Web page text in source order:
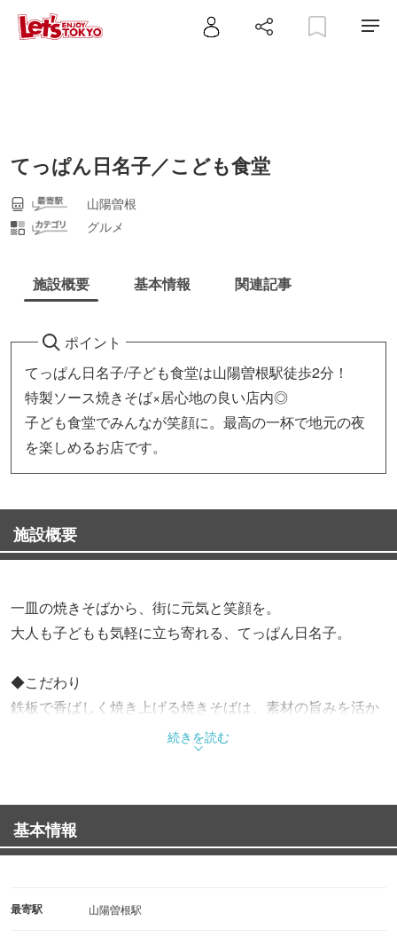
てっぱん日名子／こども食堂
山陽曽根
グルメ
施設概要 基本情報 関連記事
ポイント
てっぱん日名子/子ども食堂は山陽曽根駅徒歩2分！
特製ソース焼きそば×居心地の良い店内◎
子ども食堂でみんなが笑顔に。最高の一杯で地元の夜
を楽しめるお店です。
施設概要
一皿の焼きそばから、街に元気と笑顔を。
大人も子どもも気軽に立ち寄れる、てっぱん日名子。
◆こだわり
鉄板で香ばしく焼き上げる焼きそばは、素材の旨みを活か
シンプルながらも奥深く、何度でも食べたくなる一杯で
日名子ならではのメニュー構成で、鉄板焼料理を存分に楽
しめます。
日名子は、こども食堂としての顔も持つお店。
続きを読む
基本情報
最寄駅 山陽曽根駅